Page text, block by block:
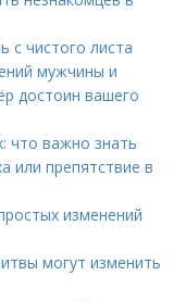
с чистого листа
мужчины и
достоин вашего
что важно знать
или препятствие в
изменений
могут изменить